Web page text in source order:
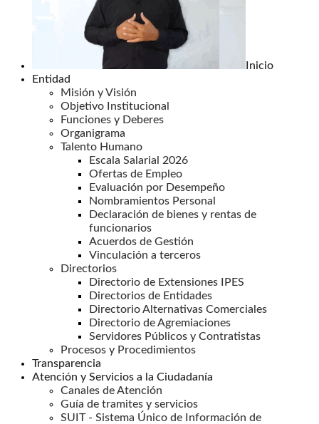
Inicio
Entidad
Misión y Visión
Objetivo Institucional
Funciones y Deberes
Organigrama
Talento Humano
Escala Salarial 2026
Ofertas de Empleo
Evaluación por Desempeño
Nombramientos Personal
Declaración de bienes y rentas de
funcionarios
Acuerdos de Gestión
Vinculación a terceros
Directorios
Directorio de Extensiones IPES
Directorios de Entidades
Directorio Alternativas Comerciales
Directorio de Agremiaciones
Servidores Públicos y Contratistas
Procesos y Procedimientos
Transparencia
Atención y Servicios a la Ciudadanía
Canales de Atención
Guía de tramites y servicios
SUIT - Sistema Único de Información de